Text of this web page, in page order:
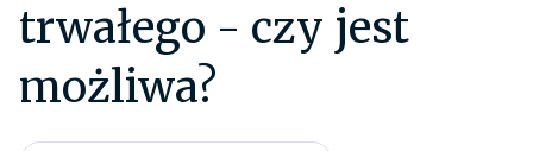
trwałego - czy jest
możliwa?